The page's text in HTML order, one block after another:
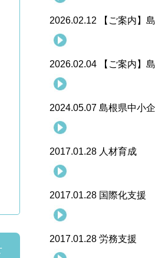
2026.02.12 【ご案内】
2026.02.04 【ご案内】
2024.05.07 島根県中小
2017.01.28 人材育成
2017.01.28 国際化支援
2017.01.28 労務支援